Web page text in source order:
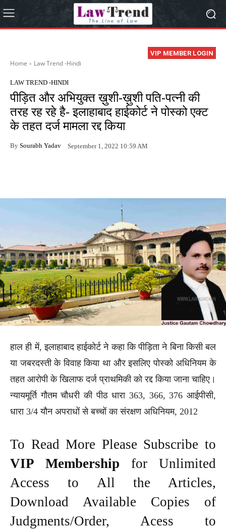
VIP MEMBER LOGIN
Home Law Trend -Hindi
LAW TREND -HINDI
पीड़ित और अभियुक्त ख़ुशी-ख़ुशी पति-पत्नी की
तरह रह रहे है- इलाहाबाद हाईकोर्ट ने पोस्को एक्ट
के तहत दर्ज मामला रद्द किया
By Sourabh Yadav September 1, 2022 10:59 AM
हाल ही में, इलाहाबाद हाईकोर्ट ने कहा कि पीड़िता ने बिना किसी बल
या जबरदस्ती के विवाह किया था और इसलिए पोस्को अधिनियम के
तहत आरोपी के खिलाफ दर्ज प्राथमिकी को रद्द किया जाना चाहिए।
न्यायमूर्ति गौतम चौधरी की पीठ धारा 363, 366, 376 आईपीसी,
धारा 3/4 यौन अपराधों से बच्चों का संरक्षण अधिनियम, 2012
To Read More Please Subscribe to
VIP Membership for Unlimited
Access to All the Articles,
Download Available Copies of
Judgments/Order, Acess to